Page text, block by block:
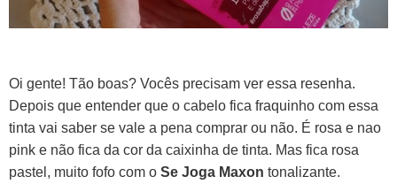
Oi gente! Tão boas? Vocês precisam ver essa resenha.
Depois que entender que o cabelo fica fraquinho com essa
tinta vai saber se vale a pena comprar ou não. É rosa e nao
pink e não fica da cor da caixinha de tinta. Mas fica rosa
pastel, muito fofo com o Se Joga Maxon tonalizante.